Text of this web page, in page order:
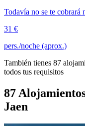
Todavía no se te cobrará
31 €
pers./noche (aprox.)
También tienes 87
todos tus requisitos
87
Jaen